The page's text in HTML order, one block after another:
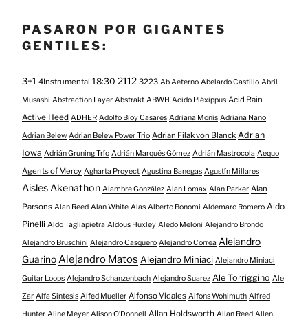
PASARON POR GIGANTES
GENTILES:
3+1 4Instrumental 18:30 2112 3223 Ab Aeterno Abelardo Castillo Abril
Musashi Abstraction Layer Abstrakt ABWH Acido Pléxippus Acid Rain
Active Heed ADHER Adolfo Bioy Casares Adriana Monis Adriana Nano
Adrian Belew Adrian Belew Power Trio Adrian Filak von Blanck Adrian
Iowa Adrián Gruning Trío Adrián Marqués Gómez Adrián Mastrocola Aequo
Agents of Mercy Agharta Proyect Agustina Banegas Agustín Millares
AislesAkenathon Alambre González Alan Lomax Alan Parker Alan
Parsons Alan Reed Alan White Alas Alberto Bonomi Aldemaro Romero Aldo
Pinelli Aldo Tagliapietra Aldous Huxley Aledo Meloni Alejandro Brondo
Alejandro Bruschini Alejandro Casquero Alejandro Correa Alejandro
GuarinoAlejandro Matos Alejandro Miniaci Alejandro Miniaci
Guitar Loops Alejandro Schanzenbach Alejandro Suarez Ale Torriggino Ale
Zar Alfa Sintesis Alfed Mueller Alfonso Vidales Alfons Wohlmuth Alfred
Hunter Aline Meyer Alison O​’​Donnell Allan Holdsworth Allan Reed Allen